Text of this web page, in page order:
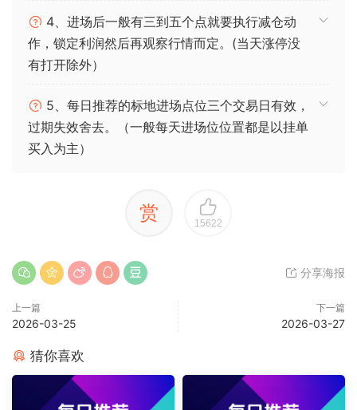
4、进场后一般有三到五个点就要执行减仓动
作，锁定利润然后再观察行情而定。(当天涨停没
有打开除外）
5、每日推荐的标地进场点位三个交易日有效，
过期失效舍去。（一般每天进场位位置都是以挂单
买入为主）
赏 15622
分享海报
上一篇
2026-03-25
下一篇
2026-03-27
猜你喜欢